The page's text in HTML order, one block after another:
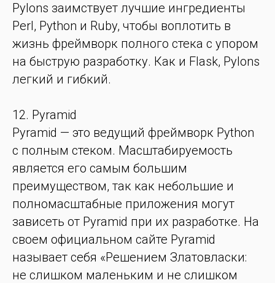
Pylons заимствует лучшие ингредиенты
Perl, Python и Ruby, чтобы воплотить в
жизнь фреймворк полного стека с упором
на быструю разработку. Как и Flask, Pylons
легкий и гибкий.
12. Pyramid
Pyramid — это ведущий фреймворк Python
с полным стеком. Масштабируемость
является его самым большим
преимуществом, так как небольшие и
полномасштабные приложения могут
зависеть от Pyramid при их разработке. На
своем официальном сайте Pyramid
называет себя «Решением Златовласки:
не слишком маленьким и не слишком